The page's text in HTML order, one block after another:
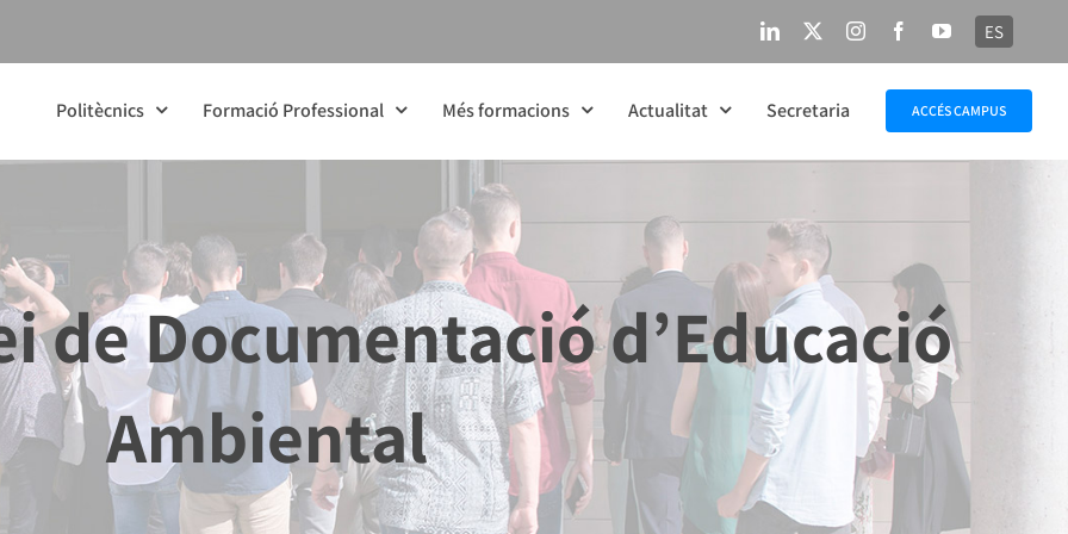
LinkedIn InstagramFacebookYouTube
ES
Politècnics Formació Professional Més formacions Actualitat Secretaria ACCÉS CAMPUS
de Documentació d’Educació
Ambiental